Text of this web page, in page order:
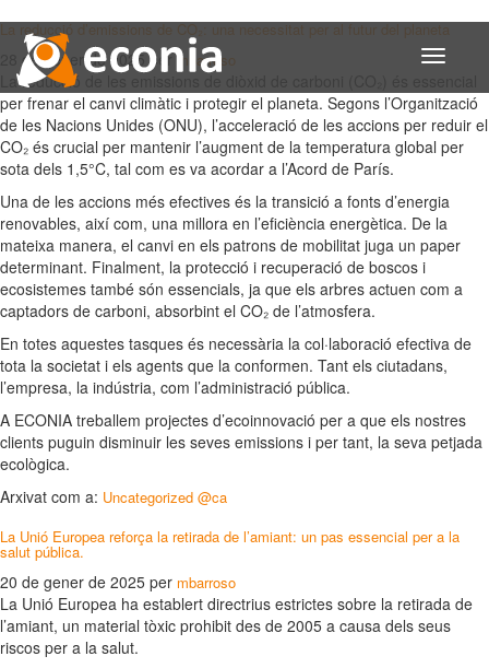
Toggle
La reducció d’emissions de CO₂: una necessitat per al futur del planeta
28 de gener de 2025per mbarroso
La reducció de les emissions de diòxid de carboni (CO₂) és essencial
per frenar el canvi climàtic i protegir el planeta. Segons l’Organització
de les Nacions Unides (ONU), l’acceleració de les accions per reduir el
CO₂ és crucial per mantenir l’augment de la temperatura global per
sota dels 1,5°C, tal com es va acordar a l’Acord de París.
Una de les accions més efectives és la transició a fonts d’energia
renovables, així com, una millora en l’eficiència energètica. De la
mateixa manera, el canvi en els patrons de mobilitat juga un paper
determinant. Finalment, la protecció i recuperació de boscos i
ecosistemes també són essencials, ja que els arbres actuen com a
captadors de carboni, absorbint el CO₂ de l’atmosfera.
En totes aquestes tasques és necessària la col·laboració efectiva de
tota la societat i els agents que la conformen. Tant els ciutadans,
l’empresa, la indústria, com l’administració pública.
A ECONIA treballem projectes d’ecoinnovació per a que els nostres
clients puguin disminuir les seves emissions i per tant, la seva petjada
ecològica.
Arxivat com a: Uncategorized @ca
La Unió Europea reforça la retirada de l’amiant: un pas essencial per a la
salut pública.
20 de gener de 2025 per mbarroso
La Unió Europea ha establert directrius estrictes sobre la retirada de
l’amiant, un material tòxic prohibit des de 2005 a causa dels seus
riscos per a la salut.